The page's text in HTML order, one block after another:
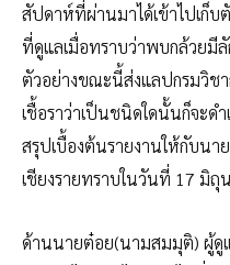
สัปดาห์ที่ผ่านมาได้เข้าไปเก็บ
ที่ดูแลเมื่อทราบว่าพบกล้วยมี
ตัวอย่างขณะนี้ส่งแลปกรมวิชา
เชื้อราว่าเป็นชนิดใดนั้นก็จะด
สรุปเบื้องต้นรายงานให้กับนา
เชียงรายทราบในวันที่ 17 มิ
ด้านนายต๋อย(นามสมมุติ) ผู้ดู